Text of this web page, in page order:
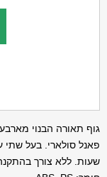
גוף תאורה הבנוי
שעות. ללא צורך